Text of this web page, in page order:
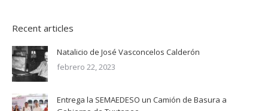
Recent articles
Natalicio de José Vasconcelos Calderón
febrero 22, 2023
Entrega la SEMAEDESO un Camión de Basura a